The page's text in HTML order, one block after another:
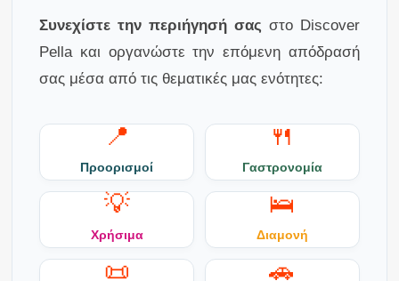
Συνεχίστε την περιήγησή σας στο Discover
Pella και οργανώστε την επόμενη απόδρασή
σας μέσα από τις θεματικές μας ενότητες:
📍
Προορισμοί
🍴
Γαστρονομία
💡
Χρήσιμα
🛌
Διαμονή
📜 🚗